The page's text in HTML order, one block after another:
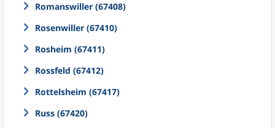
Romanswiller (67408)
Rosenwiller (67410)
Rosheim (67411)
Rossfeld (67412)
Rottelsheim (67417)
Russ (67420)